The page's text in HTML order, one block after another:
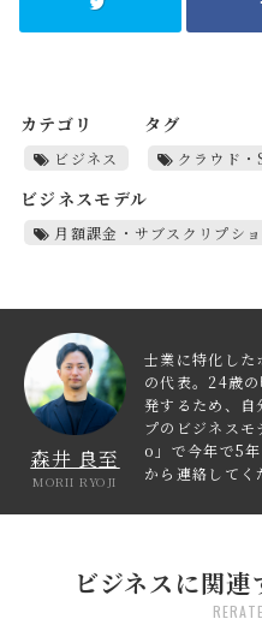
カテゴリ
ビジネス
タグ
クラウド
ビジネスモデル
月額課金・サブスクリプシ
森井 良至
MORII RYOJI
士業に特化した
の代表。24歳
発するため、自
プのビジネス
o」で今年で5
から連絡してく
ビジネスに関